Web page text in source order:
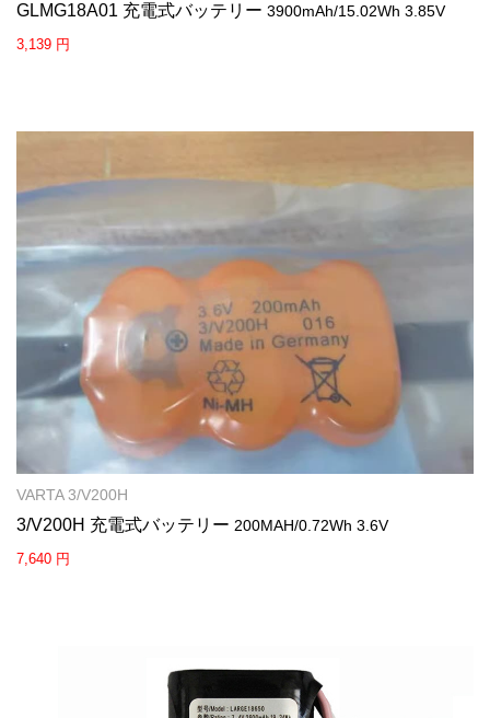
GLMG18A01 充電式バッテリー 3900mAh/15.02Wh 3.85V
3,139 円
VARTA 3/V200H
3/V200H 充電式バッテリー 200MAH/0.72Wh 3.6V
7,640 円